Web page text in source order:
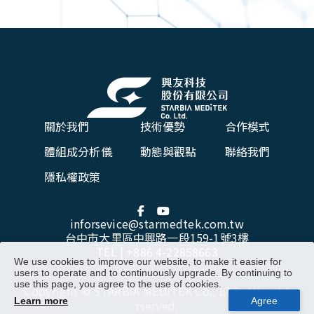
We use cookies to improve our website, to make it easier for
users to operate and to continuously upgrade. By continuing to
use this page, you agree to the use of cookies.
Learn more
關於我們 技術優勢
合作模式
體組成分析儀
動態與觀點
聯絡我們
隱私權政策
inforsevice@starmedtek.com.tw
台中市大里區中興路一段159-1號3樓
Copyright © STARBIA MEDITEK Co., LTD. All right